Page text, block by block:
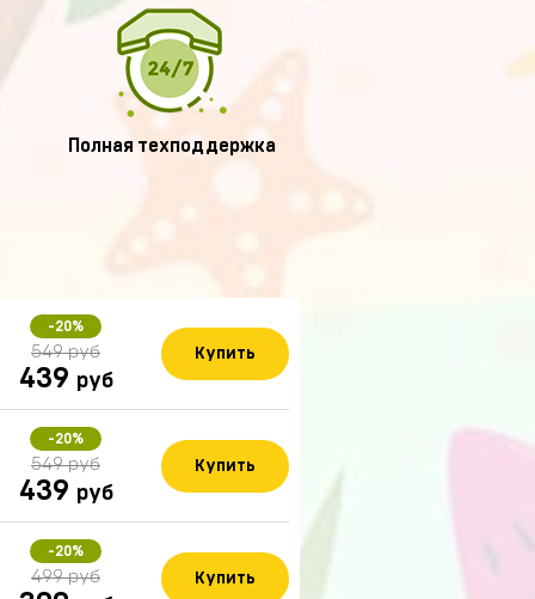
Полная техподдержка
-20%
549 руб
439 руб
Купить
-20%
549 руб
439 руб
Купить
-20%
499 руб Купить